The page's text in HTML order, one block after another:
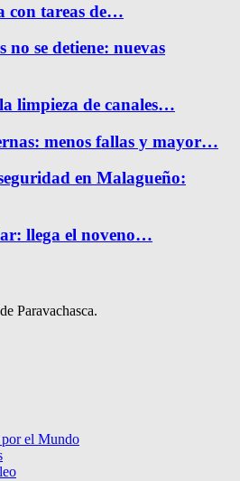
con tareas de…
se detiene: nuevas
limpieza de canales…
menos fallas y mayor…
en Malagueño:
llega el noveno…
Paravachasca.
por el Mundo